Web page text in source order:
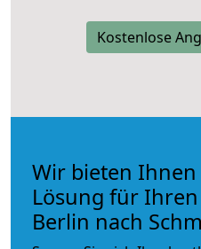
Kostenlose
Wir bieten
Lösung für
Berlin nach